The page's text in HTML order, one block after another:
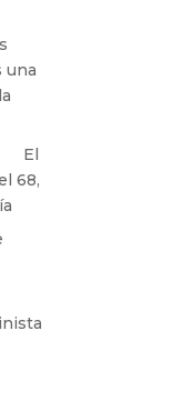
una
El
68,